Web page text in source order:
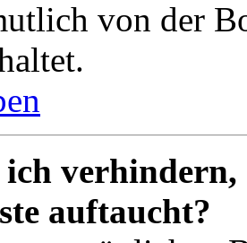
von der
verhindern,
auftaucht?